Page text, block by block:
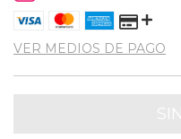
VER MEDIOS DE PAGO